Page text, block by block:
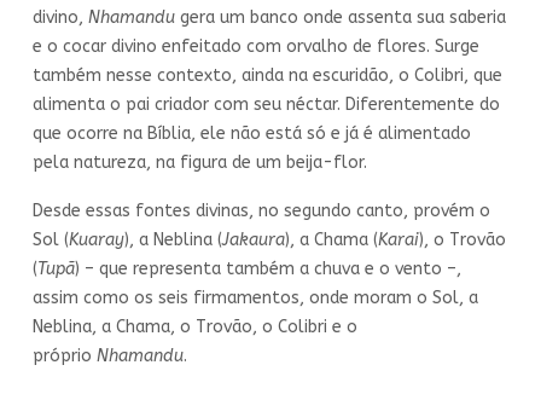
divino, Nhamandu gera um banco onde assenta sua saberia
e o cocar divino enfeitado com orvalho de flores. Surge
também nesse contexto, ainda na escuridão, o Colibri, que
alimenta o pai criador com seu néctar. Diferentemente do
que ocorre na Bíblia, ele não está só e já é alimentado
pela natureza, na figura de um beija-flor.
Desde essas fontes divinas, no segundo canto, provém o
Sol (Kuaray), a Neblina (Jakaura), a Chama (Karai), o Trovão
(Tupã) – que representa também a chuva e o vento –,
assim como os seis firmamentos, onde moram o Sol, a
Neblina, a Chama, o Trovão, o Colibri e o
próprio Nhamandu.